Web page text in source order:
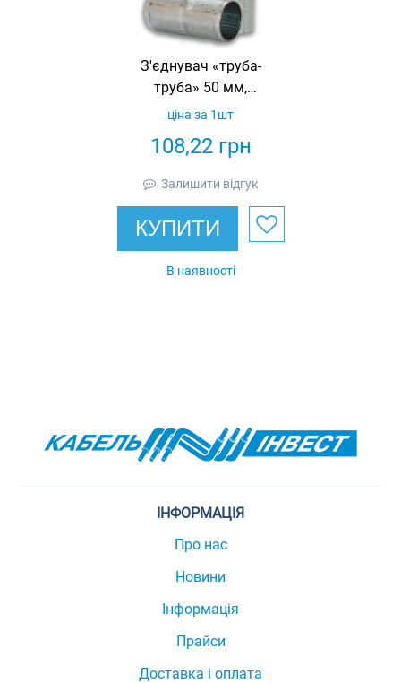
З'єднувач «труба-
труба» 50 мм,
оцинкований, IP53
108,22грн
ціна за 1шт
Залишити відгук
КУПИТИ
В наявності
ІНФОРМАЦІЯ
Про нас
Новини
Інформація
Прайси
Доставка і оплата